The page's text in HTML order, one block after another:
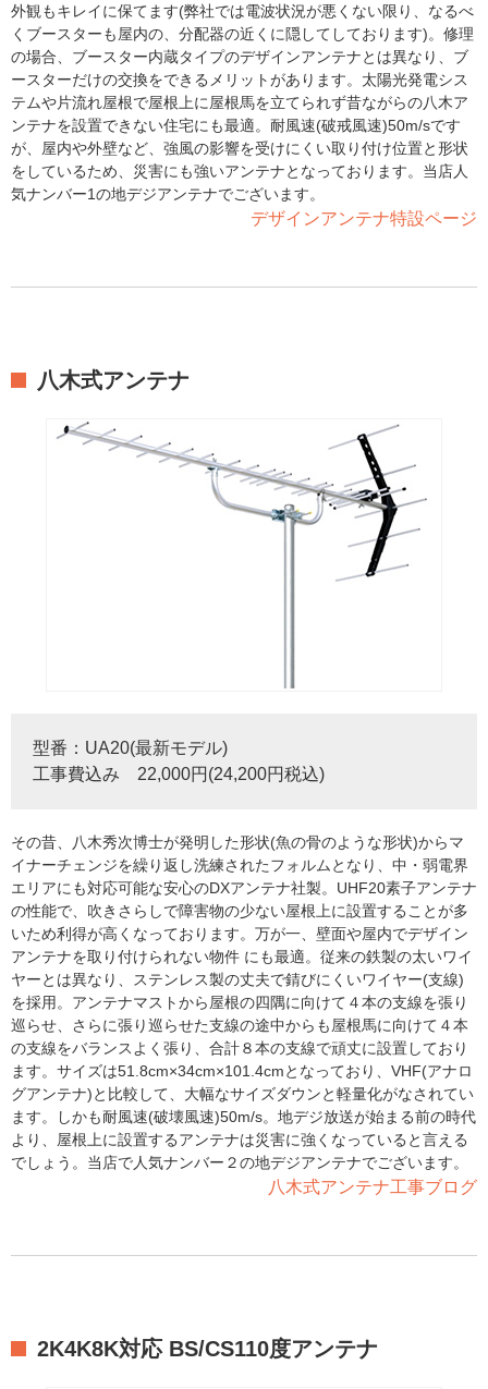
外観もキレイに保てます(弊社では電波状況が悪くない限り、なるべ
くブースターも屋内の、分配器の近くに隠してしております)。修理
の場合、ブースター内蔵タイプのデザインアンテナとは異なり、ブ
ースターだけの交換をできるメリットがあります。太陽光発電シス
テムや片流れ屋根で屋根上に屋根馬を立てられず昔ながらの八木ア
ンテナを設置できない住宅にも最適。耐風速(破戒風速)50m/sです
が、屋内や外壁など、強風の影響を受けにくい取り付け位置と形状
をしているため、災害にも強いアンテナとなっております。当店人
気ナンバー1の地デジアンテナでございます。
デザインアンテナ特設ページ
八木式アンテナ
型番：UA20(最新モデル)
工事費込み 22,000円(24,200円税込)
その昔、八木秀次博士が発明した形状(魚の骨のような形状)からマ
イナーチェンジを繰り返し洗練されたフォルムとなり、中・弱電界
エリアにも対応可能な安心のDXアンテナ社製。UHF20素子アンテナ
の性能で、吹きさらしで障害物の少ない屋根上に設置することが多
いため利得が高くなっております。万が一、壁面や屋内でデザイン
アンテナを取り付けられない物件 にも最適。従来の鉄製の太いワイ
ヤーとは異なり、ステンレス製の丈夫で錆びにくいワイヤー(支線)
を採用。アンテナマストから屋根の四隅に向けて４本の支線を張り
巡らせ、さらに張り巡らせた支線の途中からも屋根馬に向けて４本
の支線をバランスよく張り、合計８本の支線で頑丈に設置しており
ます。サイズは51.8cm×34cm×101.4cmとなっており、VHF(アナロ
グアンテナ)と比較して、大幅なサイズダウンと軽量化がなされてい
ます。しかも耐風速(破壊風速)50m/s。地デジ放送が始まる前の時代
より、屋根上に設置するアンテナは災害に強くなっていると言える
でしょう。当店で人気ナンバー２の地デジアンテナでございます。
八木式アンテナ工事ブログ
2K4K8K対応 BS/CS110度アンテナ